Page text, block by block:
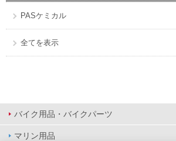
PASケミカル
全てを表示
バイク用品・バイクパーツ
マリン用品